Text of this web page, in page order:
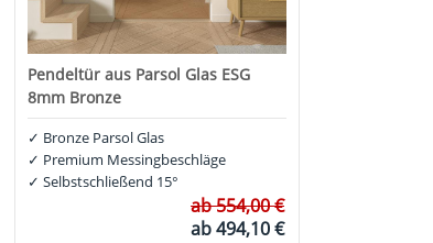
Pendeltür aus Parsol Glas ESG
8mm Bronze
✓ Bronze Parsol Glas
✓ Premium Messingbeschläge
✓ Selbstschließend 15°
ab554,00 €
ab494,10 €